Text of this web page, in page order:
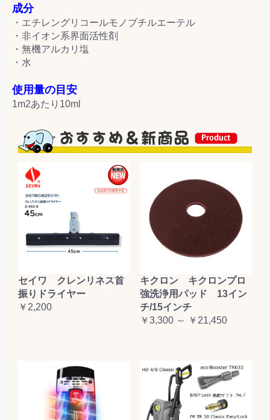
成分
・エチレングリコールモノブチルエーテル
・非イオン系界面活性剤
・無機アルカリ塩
・水
使用量の目安
1m2あたり10ml
セイワ クレンリネス首
振りドライヤー
￥2,200
キクロン キクロンプロ
強洗浄用パッド 13イン
チ/15インチ
￥3,300 ～ ￥21,450